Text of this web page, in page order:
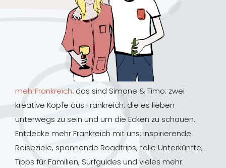
mehrFrankreich.das sind Simone & Timo: zwei
kreative Köpfe aus Frankreich, die es lieben
unterwegs zu sein und um die Ecken zu schauen.
Entdecke mehr Frankreich mit uns: inspirierende
Reiseziele, spannende Roadtrips, tolle Unterkünfte,
Tipps für Familien, Surfguides und vieles mehr.